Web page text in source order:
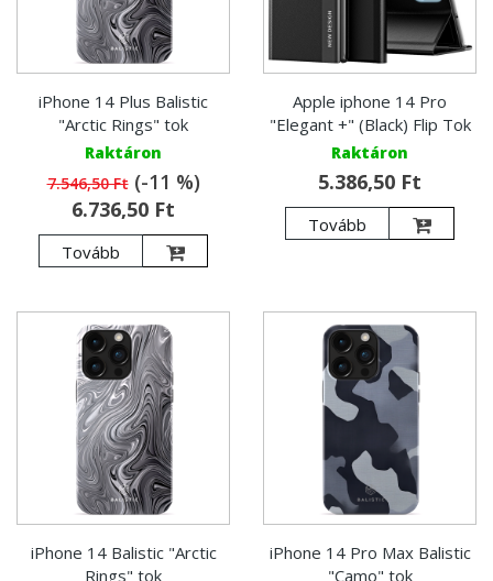
iPhone 14 Plus Balistic
"Arctic Rings" tok
Raktáron
7.546,50 Ft(-11 %)
6.736,50 Ft
Tovább
Apple iphone 14 Pro
"Elegant +" (Black) Flip Tok
Raktáron
5.386,50 Ft
Tovább
iPhone 14 Balistic "Arctic
Rings" tok
iPhone 14 Pro Max Balistic
"Camo" tok